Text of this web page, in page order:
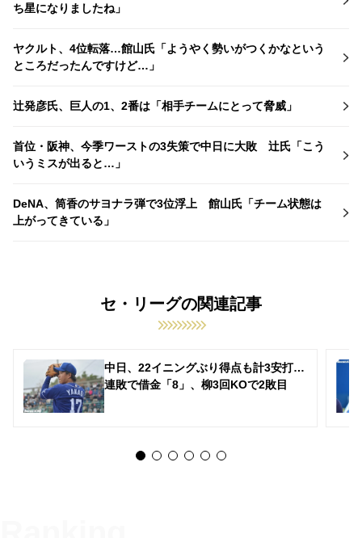
ち星になりましたね」
ヤクルト、4位転落…館山氏「ようやく勢いがつくかなという
ところだったんですけど…」
辻発彦氏、巨人の1、2番は「相手チームにとって脅威」
首位・阪神、今季ワーストの3失策で中日に大敗 辻氏「こう
いうミスが出ると…」
DeNA、筒香のサヨナラ弾で3位浮上 館山氏「チーム状態は
上がってきている」
セ・リーグの関連記事
中日、22イニングぶり得点も計3安打…
連敗で借金「8」、柳3回KOで2敗目